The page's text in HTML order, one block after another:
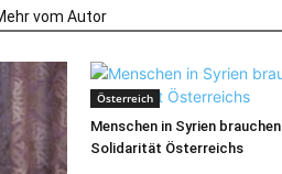
vom Autor
Österreich
Menschen in Syrien brauchen
Solidarität Österreichs